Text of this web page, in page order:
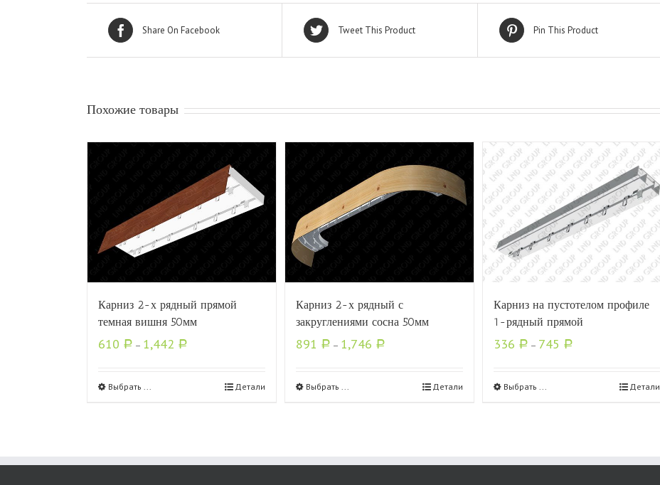
Share On Facebook Tweet This Product Pin This Product
Похожие товары
Карниз 2-х рядный прямой
темная вишня 50мм
610 Р – 1,442 Р
Выбрать ... Детали
Карниз 2-х рядный с
закруглениями сосна 50мм
891 Р – 1,746 Р
Выбрать ... Детали
Карниз на пустотелом профиле
1-рядный прямой
336 Р – 745 Р
Выбрать ... Детали